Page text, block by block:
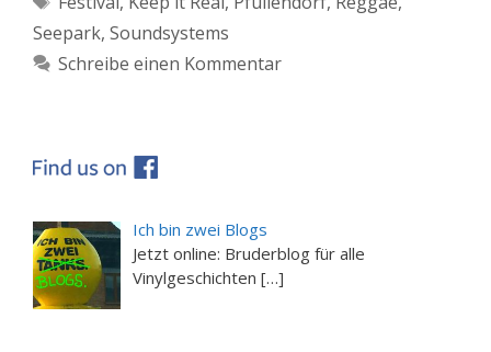
Seepark, Soundsystems
Schreibe einen Kommentar
Ich bin zwei Blogs
Jetzt online: Bruderblog für alle
Vinylgeschichten […]